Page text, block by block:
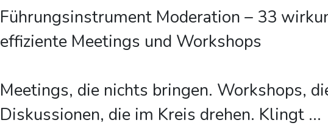
Führungsinstrument Moderation – 33
effiziente Meetings und Workshops
Meetings, die nichts bringen. Workshops,
Diskussionen, die im Kreis drehen. Klingt ...